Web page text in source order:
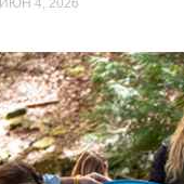
ИЮН 4, 2026